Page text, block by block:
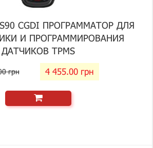
CGDI ПРОГРАММАТОР ДЛЯ
И ПРОГРАММИРОВАНИЯ
ДАТЧИКОВ TPMS
грн 4 455.00 грн